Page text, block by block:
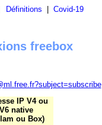
Définitions Covid-19
freebox
IP V4 ou
V6 native
ou Box)